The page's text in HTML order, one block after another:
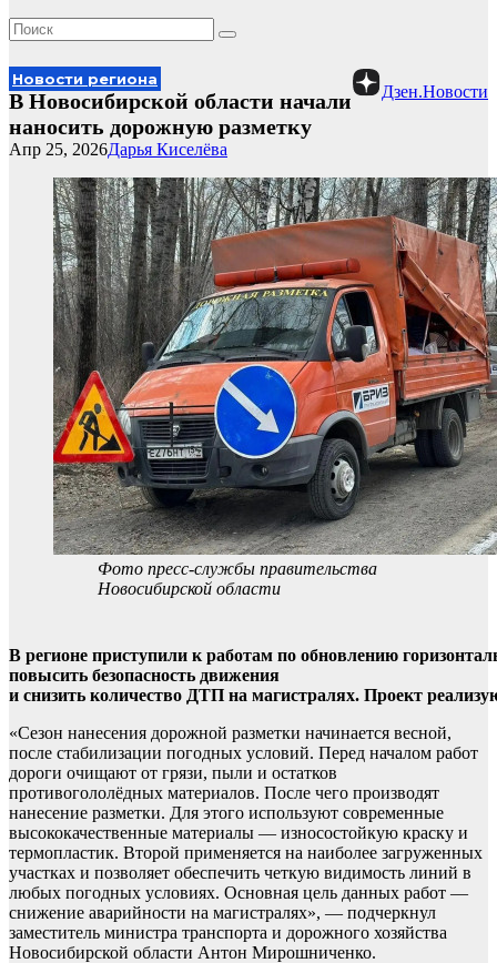
Дзен.Новости
Новости региона
В Новосибирской области начали
наносить дорожную разметку
Дарья Киселёва
Апр 25, 2026
Фото пресс-службы правительства
Новосибирской области
В регионе приступили к работам по обновлению
повысить безопасность движения
и снизить количество ДТП на магистралях. Проект
«Сезон нанесения дорожной разметки начинается весной,
после стабилизации погодных условий. Перед началом работ
дороги очищают от грязи, пыли и остатков
противогололёдных материалов. После чего производят
нанесение разметки. Для этого используют современные
высококачественные материалы — износостойкую краску и
термопластик. Второй применяется на наиболее загруженных
участках и позволяет обеспечить четкую видимость линий в
любых погодных условиях. Основная цель данных работ —
снижение аварийности на магистралях», — подчеркнул
заместитель министра транспорта и дорожного хозяйства
Новосибирской области Антон Мирошниченко.